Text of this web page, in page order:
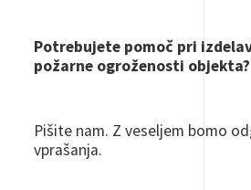
Potrebujete pomoč pri
požarne ogroženosti objekta?
Pišite nam. Z veseljem bomo
vprašanja.